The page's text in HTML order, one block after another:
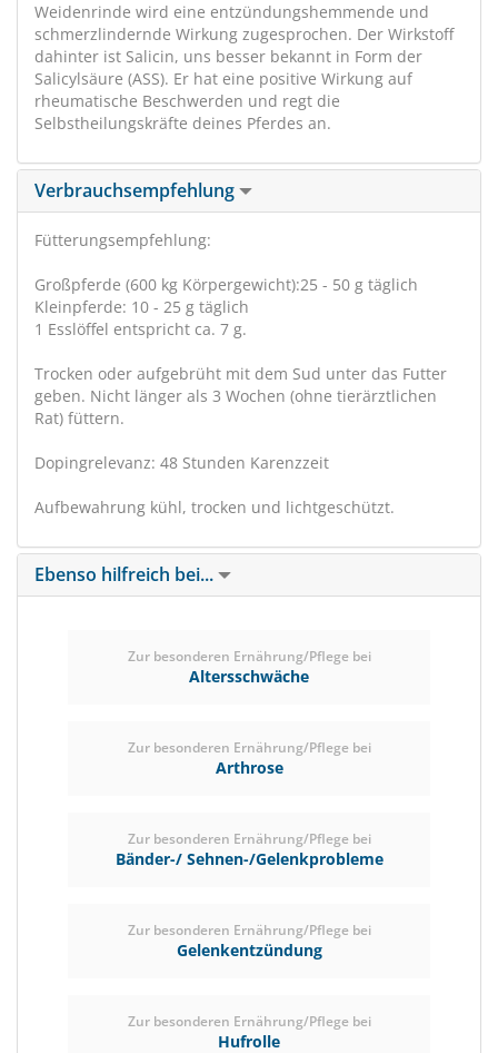
Weidenrinde wird eine entzündungshemmende und
schmerzlindernde Wirkung zugesprochen. Der Wirkstoff
dahinter ist Salicin, uns besser bekannt in Form der
Salicylsäure (ASS). Er hat eine positive Wirkung auf
rheumatische Beschwerden und regt die
Selbstheilungskräfte deines Pferdes an.
Verbrauchsempfehlung
Fütterungsempfehlung:
Großpferde (600 kg Körpergewicht):25 - 50 g täglich
Kleinpferde: 10 - 25 g täglich
1 Esslöffel entspricht ca. 7 g.
Trocken oder aufgebrüht mit dem Sud unter das Futter
geben. Nicht länger als 3 Wochen (ohne tierärztlichen
Rat) füttern.
Dopingrelevanz: 48 Stunden Karenzzeit
Aufbewahrung kühl, trocken und lichtgeschützt.
Ebenso hilfreich bei...
Zur besonderen Ernährung/Pflege bei
Altersschwäche
Zur besonderen Ernährung/Pflege bei
Arthrose
Zur besonderen Ernährung/Pflege bei
Bänder-/ Sehnen-/Gelenkprobleme
Zur besonderen Ernährung/Pflege bei
Gelenkentzündung
Zur besonderen Ernährung/Pflege bei
Hufrolle